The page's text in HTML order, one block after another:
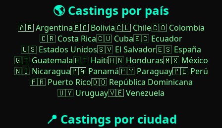
🌎 Castings por país
🇦🇷 Argentina🇧🇴 Bolivia🇨🇱 Chile🇨🇴 Colombia
🇨🇷 Costa Rica🇨🇺 Cuba🇪🇨 Ecuador
🇺🇸 Estados Unidos🇸🇻 El Salvador🇪🇸 España
🇬🇹 Guatemala🇭🇹 Haití🇭🇳 Honduras🇲🇽 México
🇳🇮 Nicaragua🇵🇦 Panamá🇵🇾 Paraguay🇵🇪 Perú
🇵🇷 Puerto Rico🇩🇴 República Dominicana
🇺🇾 Uruguay🇻🇪 Venezuela
📍 Castings por ciudad